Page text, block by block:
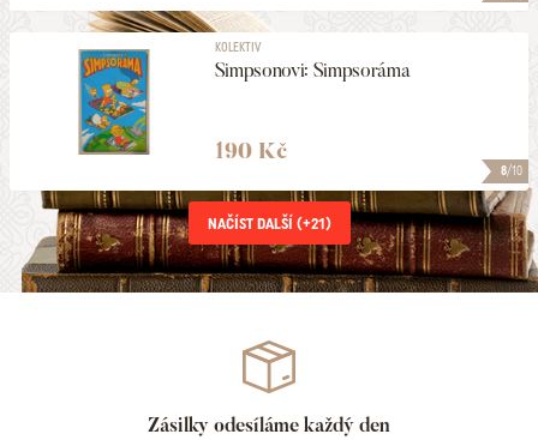
8/10
KOLEKTIV
Simpsonovi: Simpsoráma
190 Kč
NAČÍST DALŠÍ (+21)
Zásilky odesíláme každý den